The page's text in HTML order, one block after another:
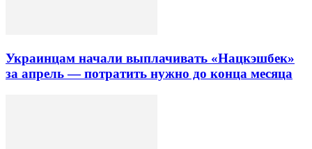
Украинцам начали выплачивать «Нацкэшбек»
за апрель — потратить нужно до конца месяца